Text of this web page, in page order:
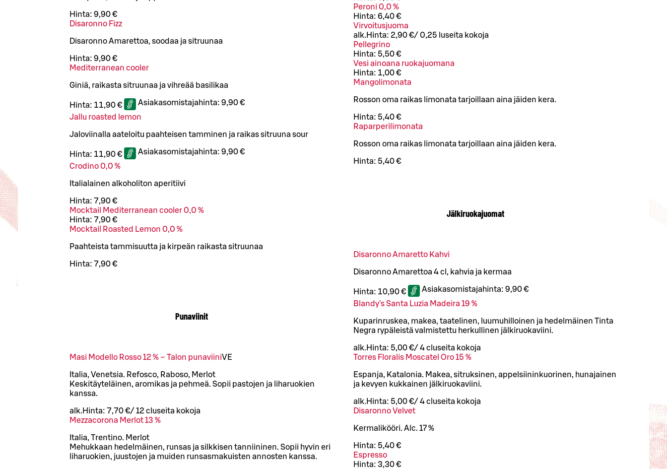
Hinta: 9,90 €
Disaronno Fizz
Disaronno Amarettoa, soodaa ja sitruunaa
Hinta: 9,90 €
Mediterranean cooler
Giniä, raikasta sitruunaa ja vihreää basilikaa
Hinta: 11,90 € Asiakasomistajahinta: 9,90 €
Jallu roasted lemon
Jaloviinalla aateloitu paahteisen tamminen ja raikas sitruuna sour
Hinta: 11,90 € Asiakasomistajahinta: 9,90 €
Crodino 0,0 %
Italialainen alkoholiton aperitiivi
Hinta: 7,90 €
Mocktail Mediterranean cooler 0,0 %
Hinta: 7,90 €
Mocktail Roasted Lemon 0,0 %
Paahteista tammisuutta ja kirpeän raikasta sitruunaa
Hinta: 7,90 €
Punaviinit
Masi Modello Rosso 12 % – Talon punaviiniVE
Italia, Venetsia. Refosco, Raboso, Merlot
Keskitäyteläinen, aromikas ja pehmeä. Sopii pastojen ja liharuokien
kanssa.
alk. Hinta: 7,70 €/ 12 cl useita kokoja
Mezzacorona Merlot 13 %
Italia, Trentino. Merlot
Mehukkaan hedelmäinen, runsas ja silkkisen tanniininen. Sopii hyvin eri
liharuokien, juustojen ja muiden runsasmakuisten annosten kanssa.
Peroni 0,0 %
Hinta: 6,40 €
Virvoitusjuoma
alk. Hinta: 2,90 €/ 0,25 l useita kokoja
Pellegrino
Hinta: 5,50 €
Vesi ainoana ruokajuomana
Hinta: 1,00 €
Mangolimonata
Rosson oma raikas limonata tarjoillaan aina jäiden kera.
Hinta: 5,40 €
Raparperilimonata
Rosson oma raikas limonata tarjoillaan aina jäiden kera.
Hinta: 5,40 €
Jälkiruokajuomat
Disaronno Amaretto Kahvi
Disaronno Amarettoa 4 cl, kahvia ja kermaa
Hinta: 10,90 € Asiakasomistajahinta: 9,90 €
Blandy's Santa Luzia Madeira 19 %
Kuparinruskea, makea, taatelinen, luumuhilloinen ja hedelmäinen Tinta
Negra rypäleistä valmistettu herkullinen jälkiruokaviini.
alk. Hinta: 5,00 €/ 4 cl useita kokoja
Torres Floralis Moscatel Oro 15 %
Espanja, Katalonia. Makea, sitruksinen, appelsiininkuorinen, hunajainen
ja kevyen kukkainen jälkiruokaviini.
alk. Hinta: 5,00 €/ 4 cl useita kokoja
Disaronno Velvet
Kermalikööri. Alc. 17 %
Hinta: 5,40 €
Espresso
Hinta: 3,30 €